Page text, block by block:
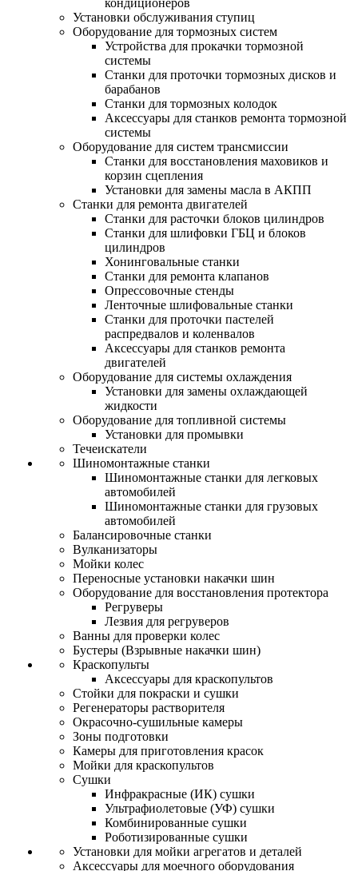
кондиционеров
Установки обслуживания ступиц
Оборудование для тормозных систем
Устройства для прокачки тормозной
системы
Станки для проточки тормозных дисков и
барабанов
Станки для тормозных колодок
Аксессуары для станков ремонта тормозной
системы
Оборудование для систем трансмиссии
Станки для восстановления маховиков и
корзин сцепления
Установки для замены масла в АКПП
Станки для ремонта двигателей
Станки для расточки блоков цилиндров
Станки для шлифовки ГБЦ и блоков
цилиндров
Хонинговальные станки
Станки для ремонта клапанов
Опрессовочные стенды
Ленточные шлифовальные станки
Станки для проточки пастелей
распредвалов и коленвалов
Аксессуары для станков ремонта
двигателей
Оборудование для системы охлаждения
Установки для замены охлаждающей
жидкости
Оборудование для топливной системы
Установки для промывки
Течеискатели
Шиномонтажные станки
Шиномонтажные станки для легковых
автомобилей
Шиномонтажные станки для грузовых
автомобилей
Балансировочные станки
Вулканизаторы
Мойки колес
Переносные установки накачки шин
Оборудование для восстановления протектора
Регруверы
Лезвия для регруверов
Ванны для проверки колес
Бустеры (Взрывные накачки шин)
Краскопульты
Аксессуары для краскопультов
Стойки для покраски и сушки
Регенераторы растворителя
Окрасочно-сушильные камеры
Зоны подготовки
Камеры для приготовления красок
Мойки для краскопультов
Сушки
Инфракрасные (ИК) сушки
Ультрафиолетовые (УФ) сушки
Комбинированные сушки
Роботизированные сушки
Установки для мойки агрегатов и деталей
Аксессуары для моечного оборудования